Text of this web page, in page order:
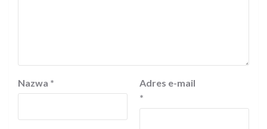
Nazwa *
Adres e-mail
*